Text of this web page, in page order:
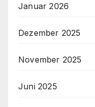
Januar 2026
Dezember 2025
November 2025
Juni 2025